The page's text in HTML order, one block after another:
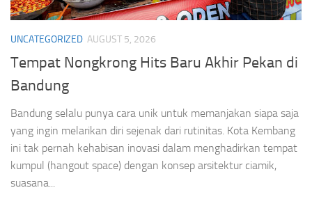
UNCATEGORIZED AUGUST 5, 2026
Tempat Nongkrong Hits Baru Akhir Pekan di
Bandung
Bandung selalu punya cara unik untuk memanjakan siapa saja
yang ingin melarikan diri sejenak dari rutinitas. Kota Kembang
ini tak pernah kehabisan inovasi dalam menghadirkan tempat
kumpul (hangout space) dengan konsep arsitektur ciamik,